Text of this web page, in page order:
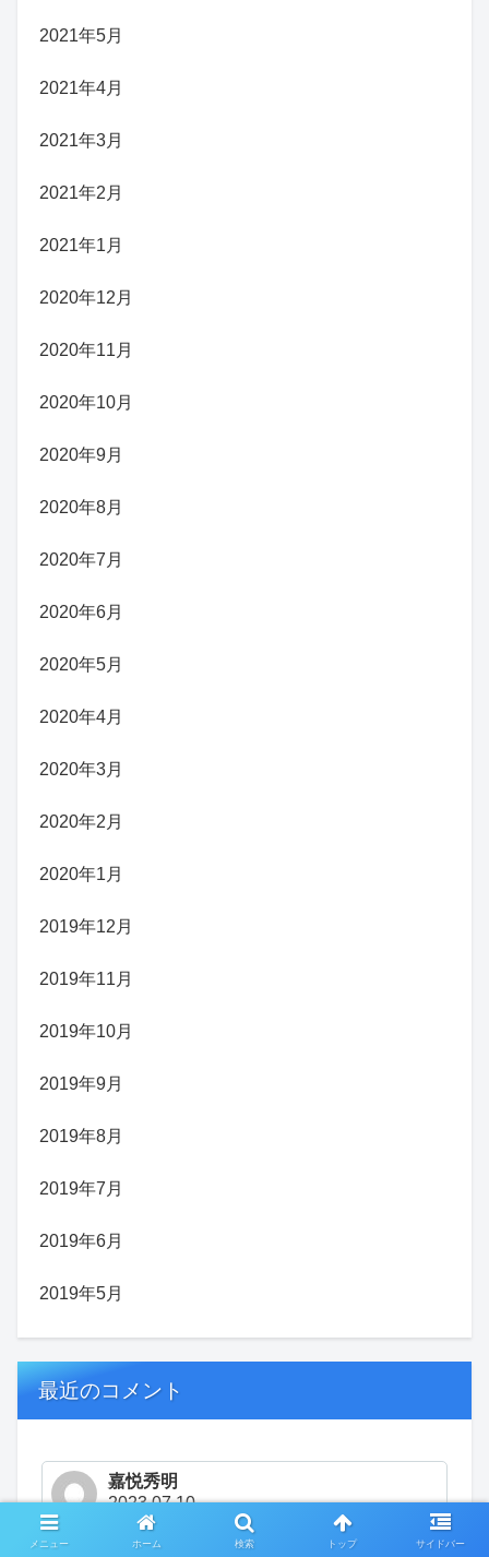
2021年5月
2021年4月
2021年3月
2021年2月
2021年1月
2020年12月
2020年11月
2020年10月
2020年9月
2020年8月
2020年7月
2020年6月
2020年5月
2020年4月
2020年3月
2020年2月
2020年1月
2019年12月
2019年11月
2019年10月
2019年9月
2019年8月
2019年7月
2019年6月
2019年5月
最近のコメント
嘉悦秀明
2023.07.10
貴重な、リサーチありがとうございます。私も文芸社
メニュー ホーム 検索 トップ サイドバー